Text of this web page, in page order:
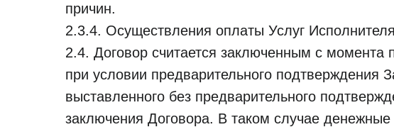
причин.
2.3.4. Осуществления оплаты Услуг
2.4. Договор считается заключенным с момента
при условии предварительного подтверждения
выставленного без предварительного
заключения Договора. В таком случае денежные